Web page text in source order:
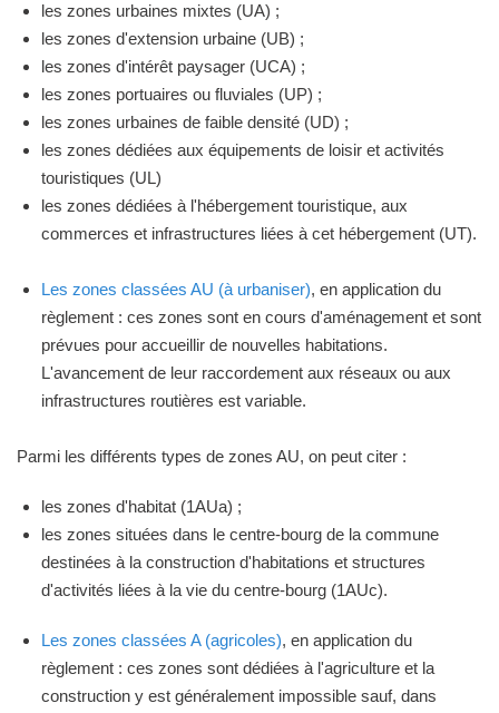
les zones urbaines mixtes (UA) ;
les zones d'extension urbaine (UB) ;
les zones d'intérêt paysager (UCA) ;
les zones portuaires ou fluviales (UP) ;
les zones urbaines de faible densité (UD) ;
les zones dédiées aux équipements de loisir et activités
touristiques (UL)
les zones dédiées à l'hébergement touristique, aux
commerces et infrastructures liées à cet hébergement (UT).
Les zones classées AU (à urbaniser), en application du
règlement : ces zones sont en cours d'aménagement et sont
prévues pour accueillir de nouvelles habitations.
L'avancement de leur raccordement aux réseaux ou aux
infrastructures routières est variable.
Parmi les différents types de zones AU, on peut citer :
les zones d'habitat (1AUa) ;
les zones situées dans le centre-bourg de la commune
destinées à la construction d'habitations et structures
d'activités liées à la vie du centre-bourg (1AUc).
Les zones classées A (agricoles), en application du
règlement : ces zones sont dédiées à l'agriculture et la
construction y est généralement impossible sauf, dans